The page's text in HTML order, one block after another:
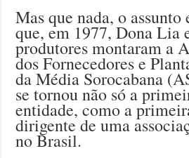
Mas que nada, o
que, em 1977, Dona Lia
produtores montaram a
dos Fornecedores e
da Média Sorocabana
se tornou não só a
entidade, como a
dirigente de uma
no Brasil.